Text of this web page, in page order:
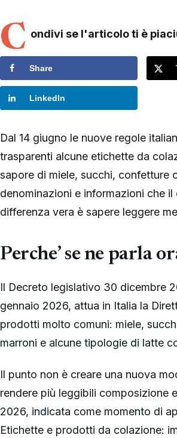
C ondivi se l'articolo ti è
Share
LinkedIn
Dal 14 giugno le nuove regole
trasparenti alcune etichette da
sapore di miele, succhi, confetture
denominazioni e informazioni che
differenza vera è sapere leggere
Perche’ se ne parla
Il Decreto legislativo 30 dicembre
gennaio 2026, attua in Italia la
prodotti molto comuni: miele,
marroni e alcune tipologie di latte
Il punto non è creare una nuova
rendere più leggibili composizione
2026, indicata come momento di
Etichette e prodotti da colazione: